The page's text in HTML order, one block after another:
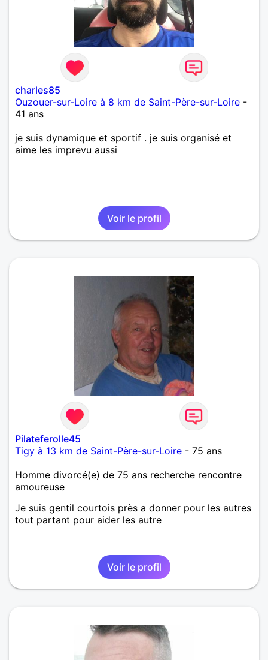
charles85
Ouzouer-sur-Loire à 8 km de Saint-Père-sur-Loire -
41 ans
je suis dynamique et sportif . je suis organisé et
aime les imprevu aussi
Voir le profil
Pilateferolle45
Tigy à 13 km de Saint-Père-sur-Loire - 75 ans
Homme divorcé(e) de 75 ans recherche rencontre
amoureuse
Je suis gentil courtois près a donner pour les autres
tout partant pour aider les autre
Voir le profil